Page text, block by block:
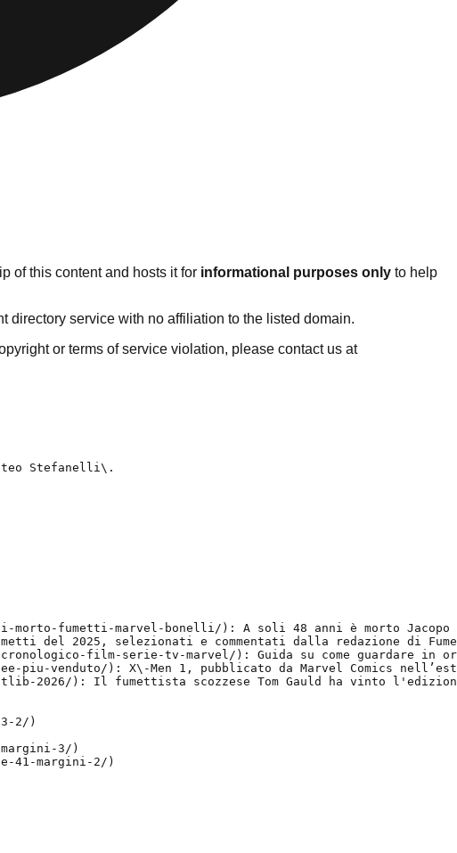
of this content and hosts it for informational purposes only to help
directory service with no affiliation to the listed domain.
or terms of service violation, please contact us at
Stefanelli\.
morto-fumetti-marvel-bonelli/): A soli 48 anni è morto
2025, selezionati e commentati dalla redazione di
film-serie-tv-marvel/): Guida su come
piu-venduto/): X\-Men 1, pubblicato da Marvel Comics
2026/): Il fumettista scozzese Tom Gauld ha vinto
2/)
3/)
41-margini-2/)